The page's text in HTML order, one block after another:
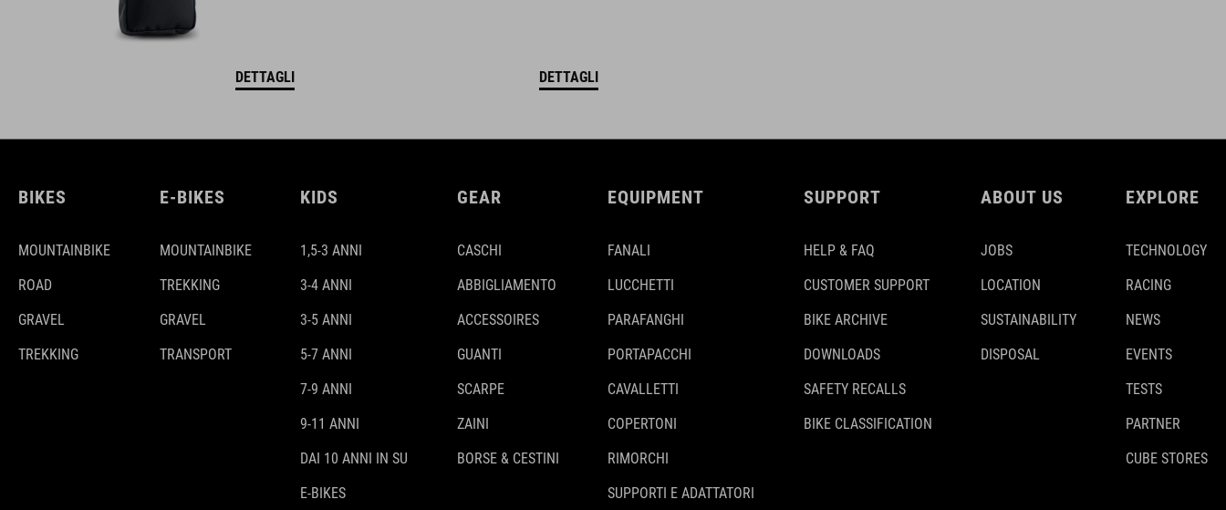
DETTAGLI DETTAGLI
BIKES
MOUNTAINBIKE
ROAD
GRAVEL
TREKKING
E-BIKES
MOUNTAINBIKE
TREKKING
GRAVEL
TRANSPORT
KIDS
1,5-3 ANNI
3-4 ANNI
3-5 ANNI
5-7 ANNI
7-9 ANNI
9-11 ANNI
DAI 10 ANNI IN SU
E-BIKES
GEAR
CASCHI
ABBIGLIAMENTO
ACCESSOIRES
GUANTI
SCARPE
ZAINI
BORSE & CESTINI
EQUIPMENT
FANALI
LUCCHETTI
PARAFANGHI
PORTAPACCHI
CAVALLETTI
COPERTONI
RIMORCHI
SUPPORTI E ADATTATORI
SUPPORT
HELP & FAQ
CUSTOMER SUPPORT
BIKE ARCHIVE
DOWNLOADS
SAFETY RECALLS
BIKE CLASSIFICATION
ABOUT US
JOBS
LOCATION
SUSTAINABILITY
DISPOSAL
EXPLORE
TECHNOLOGY
RACING
NEWS
EVENTS
TESTS
PARTNER
CUBE STORES